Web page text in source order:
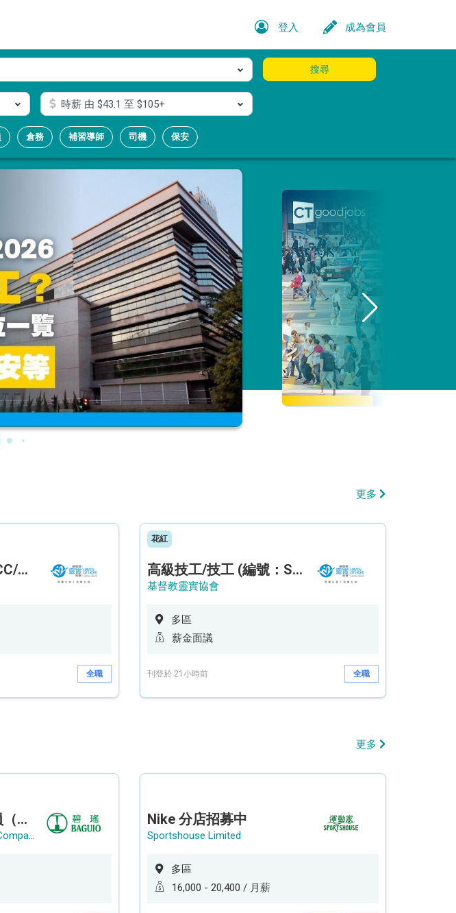
登入 成為會員
時薪由 $43.1 至 $105+
搜尋
倉務 補習導師 司機 保安
更多
技工 (編號：SASHCC/A/CTE)
全職
花紅
高級技工/技工 (編號：SSO/FM/A/CTE)
基督教靈實協會
多區
薪金面議
刊登於 21小時前 全職
更多
兼職廚房早班清潔員（長沙灣）
Baguio Cleaning Services Company Limited
Nike 分店招募中
Sportshouse Limited
多區
16,000 - 20,400 / 月薪